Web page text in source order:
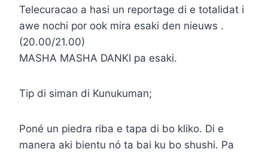
Telecuracao a hasi un reportage di e totalidat i
awe nochi por ook mira esaki den nieuws .
(20.00/21.00)
MASHA MASHA DANKI pa esaki.
Tip di siman di Kunukuman;
Poné un piedra riba e tapa di bo kliko. Di e
manera aki bientu nó ta bai ku bo shushi. Pa